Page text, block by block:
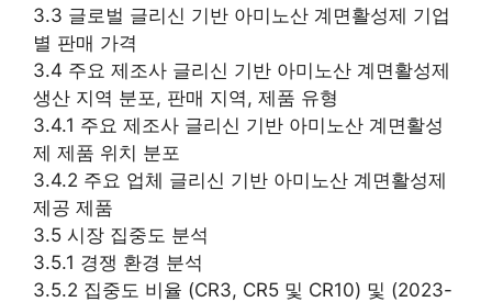
3.3 글로벌 글리신 기반 아미노산 계면활성제 기업
별 판매 가격
3.4 주요 제조사 글리신 기반 아미노산 계면활성제
생산 지역 분포, 판매 지역, 제품 유형
3.4.1 주요 제조사 글리신 기반 아미노산 계면활성
제 제품 위치 분포
3.4.2 주요 업체 글리신 기반 아미노산 계면활성제
제공 제품
3.5 시장 집중도 분석
3.5.1 경쟁 환경 분석
3.5.2 집중도 비율 (CR3, CR5 및 CR10) 및 (2023-